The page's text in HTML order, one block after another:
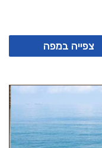
צפייה במפה